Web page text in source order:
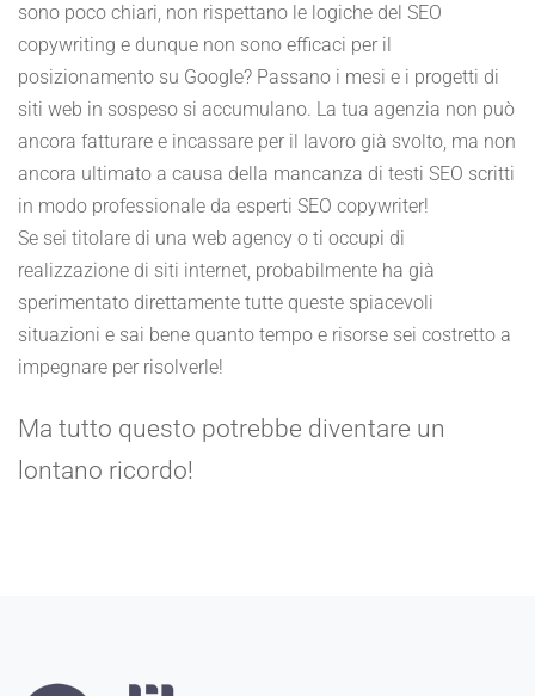
sono poco chiari, non rispettano le logiche del SEO
copywriting e dunque non sono efficaci per il
posizionamento su Google? Passano i mesi e i progetti di
siti web in sospeso si accumulano. La tua agenzia non può
ancora fatturare e incassare per il lavoro già svolto, ma non
ancora ultimato a causa della mancanza di testi SEO scritti
in modo professionale da esperti SEO copywriter!
Se sei titolare di una web agency o ti occupi di
realizzazione di siti internet, probabilmente ha già
sperimentato direttamente tutte queste spiacevoli
situazioni e sai bene quanto tempo e risorse sei costretto a
impegnare per risolverle!
Ma tutto questo potrebbe diventare un
lontano ricordo!